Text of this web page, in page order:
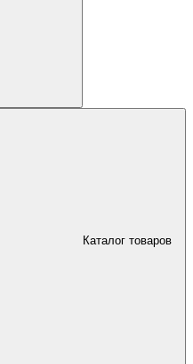
Каталог товаров